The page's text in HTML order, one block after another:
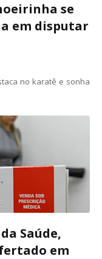
se
em disputar
no karatê e sonha
Saúde,
em